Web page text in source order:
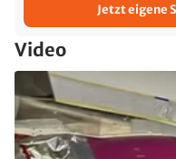
Jetzt eigene
Video